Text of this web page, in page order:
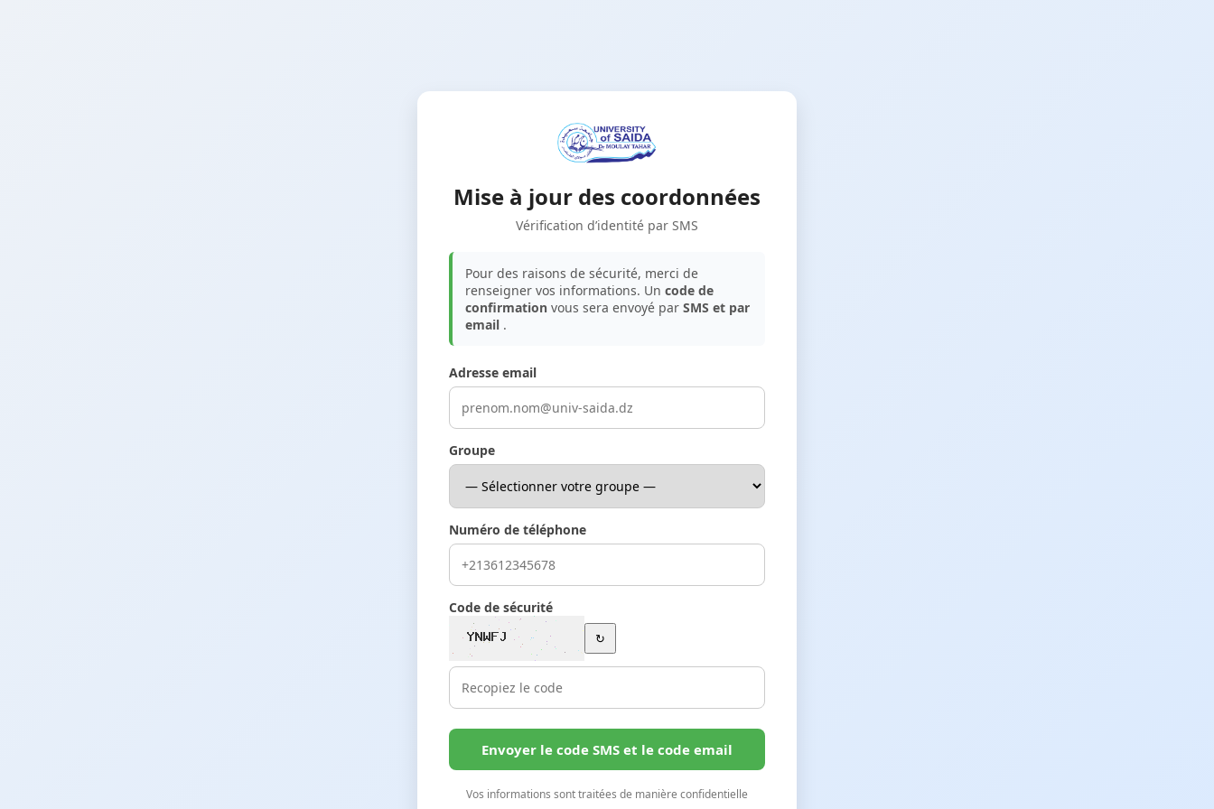
Mise à jour des coordonnées
Vérification d’identité par SMS
Pour des raisons de sécurité, merci de
renseigner vos informations. Un code de
confirmation vous sera envoyé par SMS et par
email .
Adresse email
Groupe
Numéro de téléphone
Code de sécurité
↻
Envoyer le code SMS et le code email
Vos informations sont traitées de manière confidentielle